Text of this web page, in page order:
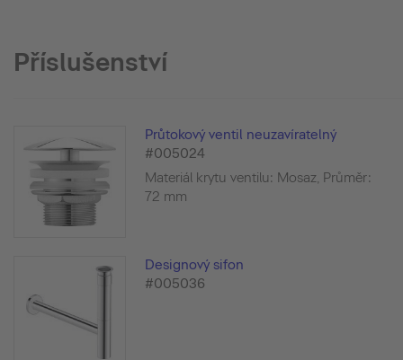
Příslušenství
Průtokový ventil neuzavíratelný
#005024
Materiál krytu ventilu: Mosaz, Průměr:
72 mm
Designový sifon
#005036